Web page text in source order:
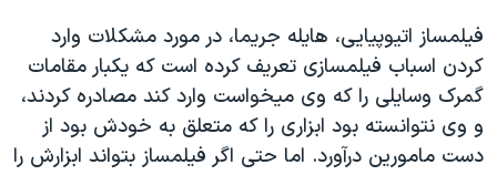
اعتراضات مردمی آبان ۹۸
اسرائیل در جنگ
نرگس محمدی برنده جایزه نوبل صلح
همایش محافظه‌کاران آمریکا «سی‌پک»
فيلمساز اتيوپيايی، هايله جريما، در مورد مشکلات وارد
کردن اسباب فيلمسازی تعريف کرده است که يکبار مقامات
گمرک وسايلی را که وی ميخواست وارد کند مصادره کردند،
و وی نتوانسته بود ابزاری را که متعلق به خودش بود از
دست مامورين درآورد. اما حتی اگر فيلمساز بتواند ابزارش را